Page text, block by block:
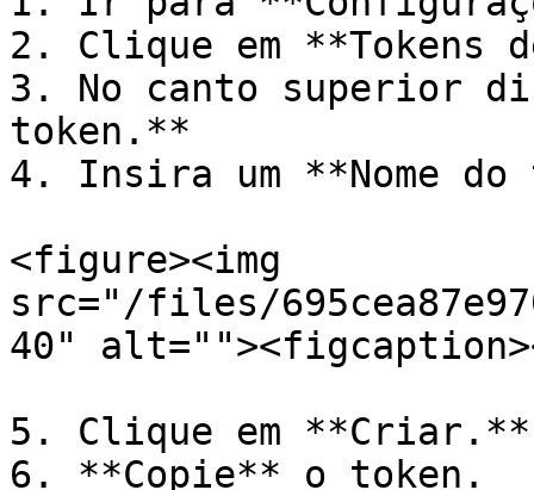
2. Clique em **Tokens
3. No canto superior
token.**
4. Insira um **Nome
<figure><img
src="/files/
40"
5. Clique em **Criar.**
6. **Copie** o token.